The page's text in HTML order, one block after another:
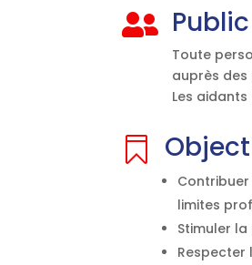

Toute
auprès
Les

limites
Stimuler
Respecter